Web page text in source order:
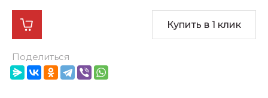
Купить в 1 клик
Поделиться